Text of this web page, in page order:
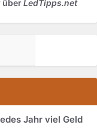
überLedTipps.net
Jahr viel Geld